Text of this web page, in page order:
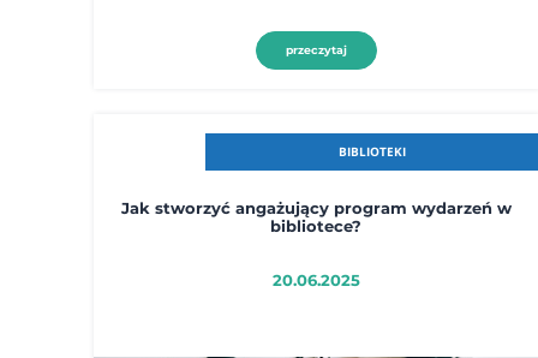
przeczytaj
BIBLIOTEKI
Jak stworzyć angażujący program wydarzeń w
bibliotece?
20.06.2025